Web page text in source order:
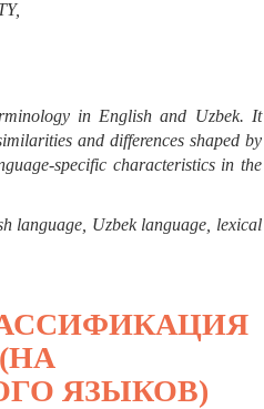
in English and Uzbek. It
and differences shaped by
specific characteristics in the
language, Uzbek language, lexical
ЯЗЫКОВ)